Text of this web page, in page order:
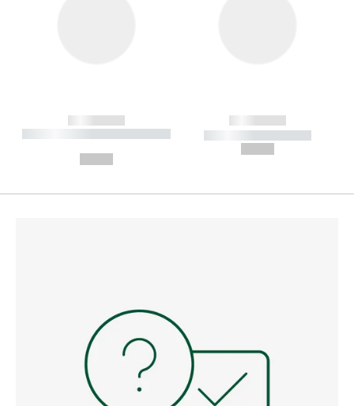
------------
----------- ----------- --------
------------
----------- -----------